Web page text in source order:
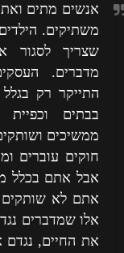
אנשים מתים
משתיקים.
שצריך לסגור
מדברים.
התייקר רק
בבתים
ממשיכים
חוקים עוברים
אבל אתם בכלל
אתם לא שותקים
אלו שמדברים
את החיים, נגדם